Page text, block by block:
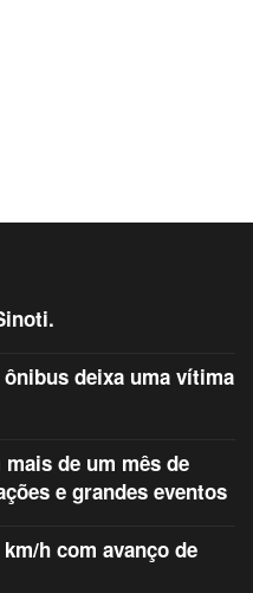
deixa uma vítima
de um mês de
e grandes eventos
h com avanço de